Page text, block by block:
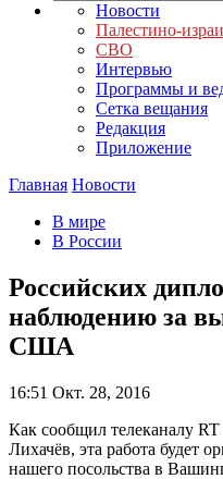
Новости
Палестино-
СВО
Интервью
Программы и
Сетка вещания
Редакция
Приложение
Главная Новости
В мире
В России
Российских
наблюдению за
США
16:51 Окт. 28, 2016
Как сообщил телеканалу
Лихачёв, эта работа будет
нашего посольства в